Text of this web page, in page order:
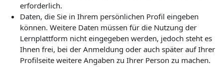
erforderlich.
Daten, die Sie in Ihrem persönlichen Profil eingeben
können. Weitere Daten müssen für die Nutzung der
Lernplattform nicht eingegeben werden, jedoch steht es
Ihnen frei, bei der Anmeldung oder auch später auf Ihrer
Profilseite weitere Angaben zu Ihrer Person zu machen.